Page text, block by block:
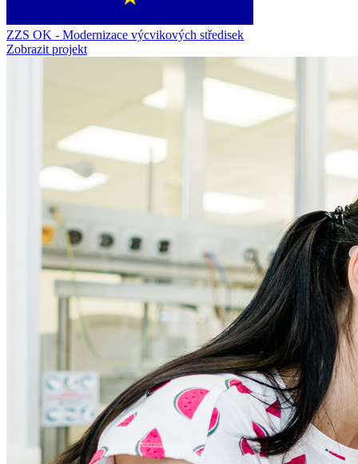
ZZS OK - Modernizace výcvikových středisek
Zobrazit projekt